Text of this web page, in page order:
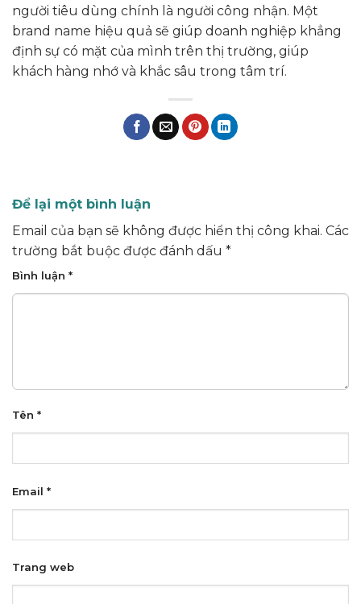
người tiêu dùng chính là người công nhận. Một
brand name hiệu quả sẽ giúp doanh nghiệp khẳng
định sự có mặt của mình trên thị trường, giúp
khách hàng nhớ và khắc sâu trong tâm trí.
Để lại một bình luận
Email của bạn sẽ không được hiển thị công khai. Các
trường bắt buộc được đánh dấu *
Bình luận *
Tên *
Email *
Trang web